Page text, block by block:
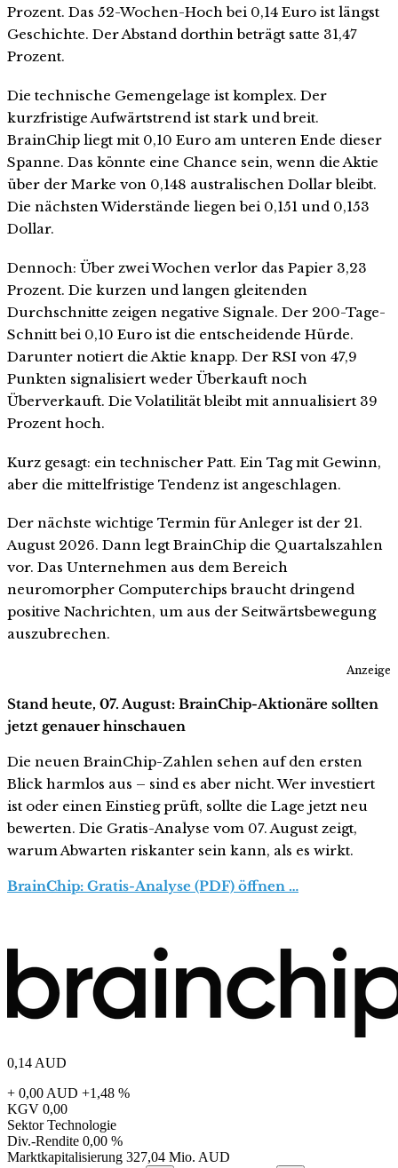
Prozent. Das 52-Wochen-Hoch bei 0,14 Euro ist längst
Geschichte. Der Abstand dorthin beträgt satte 31,47
Prozent.
Die technische Gemengelage ist komplex. Der
kurzfristige Aufwärtstrend ist stark und breit.
BrainChip liegt mit 0,10 Euro am unteren Ende dieser
Spanne. Das könnte eine Chance sein, wenn die Aktie
über der Marke von 0,148 australischen Dollar bleibt.
Die nächsten Widerstände liegen bei 0,151 und 0,153
Dollar.
Dennoch: Über zwei Wochen verlor das Papier 3,23
Prozent. Die kurzen und langen gleitenden
Durchschnitte zeigen negative Signale. Der 200-Tage-
Schnitt bei 0,10 Euro ist die entscheidende Hürde.
Darunter notiert die Aktie knapp. Der RSI von 47,9
Punkten signalisiert weder Überkauft noch
Überverkauft. Die Volatilität bleibt mit annualisiert 39
Prozent hoch.
Kurz gesagt: ein technischer Patt. Ein Tag mit Gewinn,
aber die mittelfristige Tendenz ist angeschlagen.
Der nächste wichtige Termin für Anleger ist der 21.
August 2026. Dann legt BrainChip die Quartalszahlen
vor. Das Unternehmen aus dem Bereich
neuromorpher Computerchips braucht dringend
positive Nachrichten, um aus der Seitwärtsbewegung
auszubrechen.
Anzeige
Stand heute, 07. August: BrainChip-Aktionäre sollten
jetzt genauer hinschauen
Die neuen BrainChip-Zahlen sehen auf den ersten
Blick harmlos aus – sind es aber nicht. Wer investiert
ist oder einen Einstieg prüft, sollte die Lage jetzt neu
bewerten. Die Gratis-Analyse vom 07. August zeigt,
warum Abwarten riskanter sein kann, als es wirkt.
BrainChip: Gratis-Analyse (PDF) öffnen …
0,14 AUD
+ 0,00 AUD +1,48 %
KGV 0,00
Sektor Technologie
Div.-Rendite 0,00 %
Marktkapitalisierung 327,04 Mio. AUD